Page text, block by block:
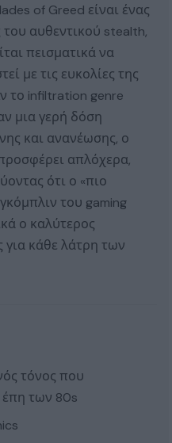
of Greed είναι ένας
του αυθεντικού stealth,
πεισματικά να
με τις ευκολίες της
το infiltration genre
μια γερή δόση
και ανανέωσης, ο
απλόχερα,
ότι ο «πιο
του gaming
ο καλύτερος
για κάθε λάτρη των
τόνος που
των 80s